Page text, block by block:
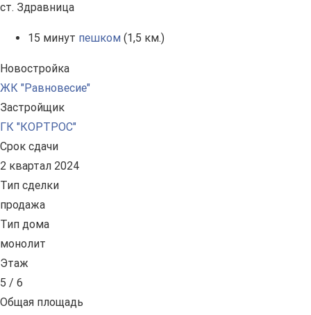
ст. Здравница
15 минут пешком (1,5 км.)
Новостройка
ЖК "Равновесие"
Застройщик
ГК "КОРТРОС"
Срок сдачи
2 квартал 2024
Тип сделки
продажа
Тип дома
монолит
Этаж
5 / 6
Общая площадь